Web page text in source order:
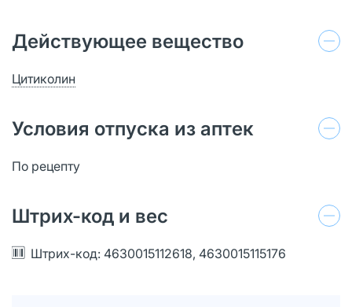
Действующее вещество
Цитиколин
Условия отпуска из аптек
По рецепту
Штрих-код и вес
Штрих-код: 4630015112618, 4630015115176